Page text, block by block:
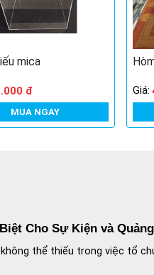
mica
đ
MUA NGAY
Giá:
Cho Sự Kiện và
thể thiếu trong việc tổ